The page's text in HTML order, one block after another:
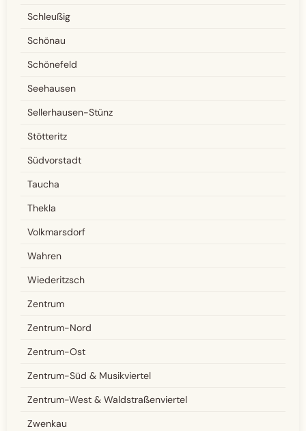
Schleußig
Schönau
Schönefeld
Seehausen
Sellerhausen-Stünz
Stötteritz
Südvorstadt
Taucha
Thekla
Volkmarsdorf
Wahren
Wiederitzsch
Zentrum
Zentrum-Nord
Zentrum-Ost
Zentrum-Süd & Musikviertel
Zentrum-West & Waldstraßenviertel
Zwenkau